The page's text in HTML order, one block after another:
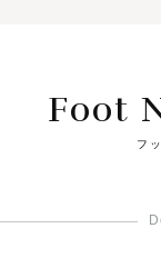
Foot
フ